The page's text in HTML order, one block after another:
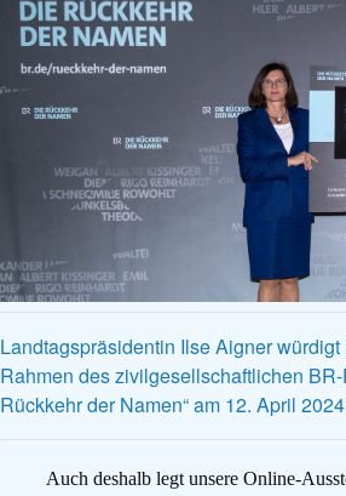
Landtagspräsidentin Ilse Aigner
Rahmen des zivilgesellschaftlichen BR-
Rückkehr der Namen“ am 12. April
Auch deshalb legt unsere Online-